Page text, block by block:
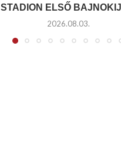
STADION ELSŐ
2026.08.03.